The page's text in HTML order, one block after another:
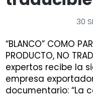
30
“BLANCO” COMO
PRODUCTO, NO
expertos recibe la
empresa
documentario: “La